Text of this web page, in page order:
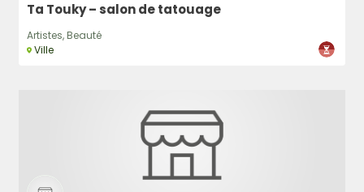
Ta Touky – salon de tatouage
Artistes, Beauté
Ville